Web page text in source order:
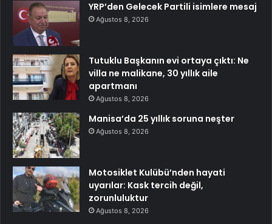
YRP’den Gelecek Partili isimlere mesaj
Ağustos 8, 2026
Tutuklu Başkanın evi ortaya çıktı: Ne
villa ne malikane, 30 yıllık aile
apartmanı
Ağustos 8, 2026
Manisa’da 25 yıllık soruna neşter
Ağustos 8, 2026
Motosiklet Kulübü’nden hayati
uyarılar: Kask tercih değil,
zorunluluktur
Ağustos 8, 2026